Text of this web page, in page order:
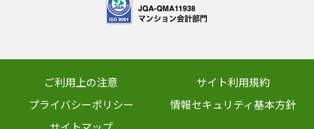
ご利用上の注意
サイト利用規約
プライバシーポリシー
情報セキュリティ基本方針